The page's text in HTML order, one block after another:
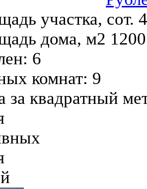
участка, сот.
дома, м2 1200
6
комнат: 9
за квадратный